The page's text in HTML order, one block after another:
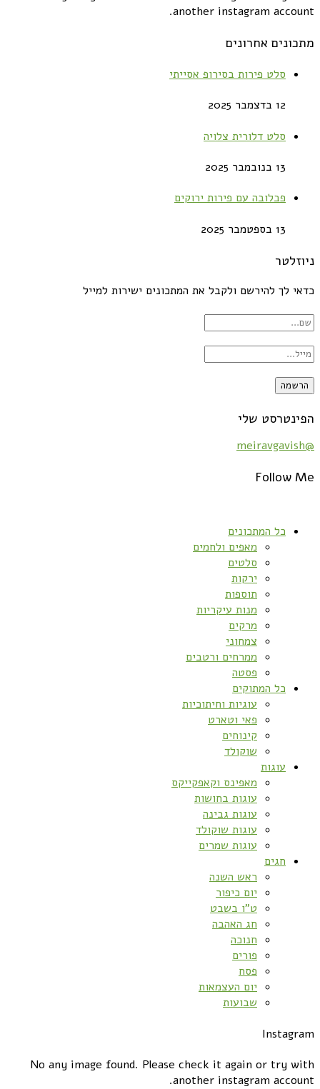
another instagram account.
מתכונים אחרונים
סלט פירות בסירופ אסייתי
12 בדצמבר 2025
סלט דלורית צלויה
13 בנובמבר 2025
פבלובה עם פירות ירוקים
13 בספטמבר 2025
ניוזלטר
כדאי לך להירשם ולקבל את המתכונים ישירות למייל
הפינטרסט שלי
@meiravgavish
Follow Me
כל המתכונים
מאפים ולחמים
סלטים
ירקות
תוספות
מנות עיקריות
מרקים
צמחוני
ממרחים ורטבים
פסטה
כל המתוקים
עוגיות וחיתוכיות
פאי וטארט
קינוחים
שוקולד
עוגות
מאפינס וקאפקייקס
עוגות בחושות
עוגות גבינה
עוגות שוקולד
עוגות שמרים
חגים
ראש השנה
יום כיפור
ט”ו בשבט
חג האהבה
חנוכה
פורים
פסח
יום העצמאות
שבועות
Instagram
No any image found. Please check it again or try with
another instagram account.